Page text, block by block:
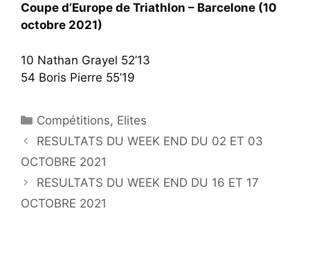
Coupe d’Europe de Triathlon – Barcelone (10
octobre 2021)
10 Nathan Grayel 52’13
54 Boris Pierre 55’19
Catégories
Compétitions, Elites
RESULTATS DU WEEK END DU 02 ET 03
OCTOBRE 2021
RESULTATS DU WEEK END DU 16 ET 17
OCTOBRE 2021